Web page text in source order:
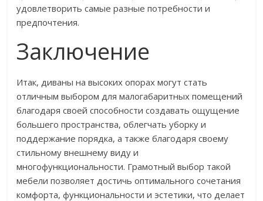
удовлетворить самые разные потребности и
предпочтения.
Заключение
Итак, диваны на высоких опорах могут стать
отличным выбором для малогабаритных помещений
благодаря своей способности создавать ощущение
большего пространства, облегчать уборку и
поддержание порядка, а также благодаря своему
стильному внешнему виду и
многофункциональности. Грамотный выбор такой
мебели позволяет достичь оптимального сочетания
комфорта, функциональности и эстетики, что делает